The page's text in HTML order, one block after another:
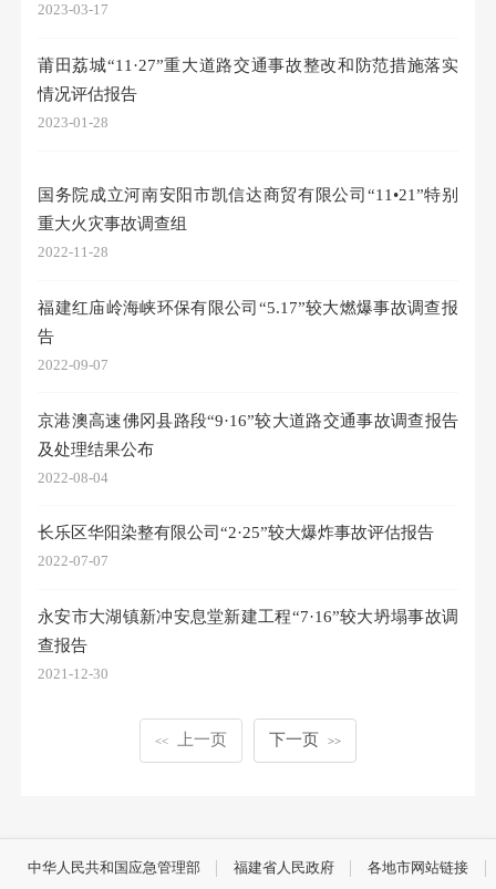
2023-03-17
莆田荔城“11·27”重大道路交通事故整改和防范措施落实
情况评估报告
2023-01-28
国务院成立河南安阳市凯信达商贸有限公司“11•21”特别
重大火灾事故调查组
2022-11-28
福建红庙岭海峡环保有限公司“5.17”较大燃爆事故调查报
告
2022-09-07
京港澳高速佛冈县路段“9·16”较大道路交通事故调查报告
及处理结果公布
2022-08-04
长乐区华阳染整有限公司“2·25”较大爆炸事故评估报告
2022-07-07
永安市大湖镇新冲安息堂新建工程“7·16”较大坍塌事故调
查报告
2021-12-30
<< 上一页 下一页 >>
中华人民共和国应急管理部 福建省人民政府 各地市网站链接